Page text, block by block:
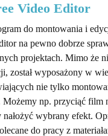
Video Editor
do montowania i
na pewno dobrze
projektach. Mimo że
został wyposażony w
nie tylko
Możemy np. przyciąć film
nałożyć wybrany efekt.
do pracy z